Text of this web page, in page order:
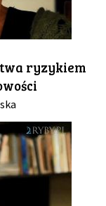
ryzykiem